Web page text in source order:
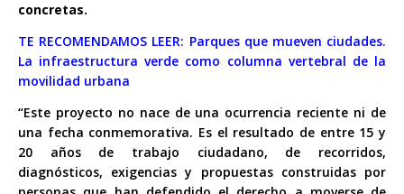
concretas.
TE RECOMENDAMOS LEER: Parques que mueven ciudades.
La infraestructura verde como columna vertebral de la
movilidad urbana
“Este proyecto no nace de una ocurrencia reciente ni de
una fecha conmemorativa. Es el resultado de entre 15 y
20 años de trabajo ciudadano, de recorridos,
diagnósticos, exigencias y propuestas construidas por